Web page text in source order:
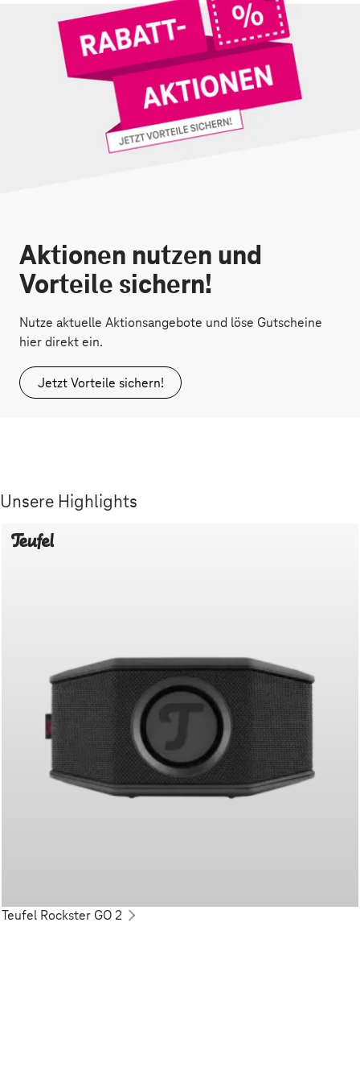
Aktionen nutzen und
Vorteile sichern!
Nutze aktuelle Aktionsangebote und löse Gutscheine
hier direkt ein.
Jetzt Vorteile sichern!
Unsere Highlights
Teufel Rockster GO 2